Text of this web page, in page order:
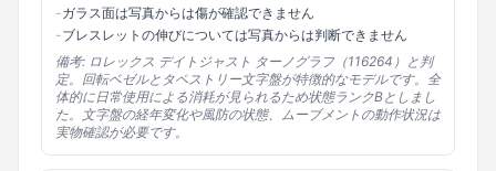
-ガラス面は写真からは傷が確認できません
-ブレスレットの伸びについては写真からは判断できません
備考: ロレックス デイトジャスト ターノグラフ（116264）と判
定。回転ベゼルとタペストリー文字盤が特徴的なモデルです。全
体的に日常使用による消耗が見られるため状態ランクBとしまし
た。文字盤の経年変化や風防の状態、ムーブメントの動作状況は
実物確認が必要です。